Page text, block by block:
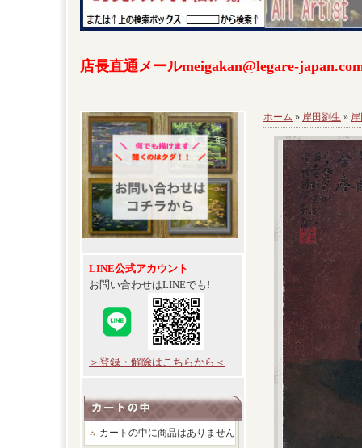
店長直通メールmeigakan@legare-
LINE公式アカウント
お問い合わせはLINEでも!
＞登録・解除はこちらから＜
カートの中に商品はありません
ホーム » 岸田劉生 »